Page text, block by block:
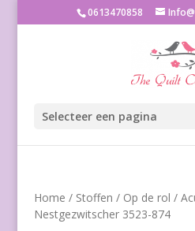
0613470858
Selecteer een pagina
Home / Stoffen / Op de rol /
Nestgezwitscher 3523-874